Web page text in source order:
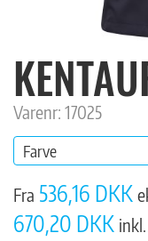
Varenr: 17025
Farve
Fra 536,16 DKK
670,20 DKK